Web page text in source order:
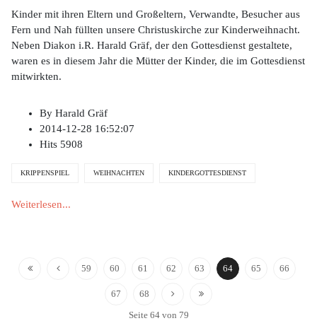
Kinder mit ihren Eltern und Großeltern, Verwandte, Besucher aus
Fern und Nah füllten unsere Christuskirche zur Kinderweihnacht.
Neben Diakon i.R. Harald Gräf, der den Gottesdienst gestaltete,
waren es in diesem Jahr die Mütter der Kinder, die im Gottesdienst
mitwirkten.
By Harald Gräf
2014-12-28 16:52:07
Hits 5908
KRIPPENSPIEL WEIHNACHTEN KINDERGOTTESDIENST
Weiterlesen...
59 60 61 62 63 64 65 66
67
68
Seite 64 von 79